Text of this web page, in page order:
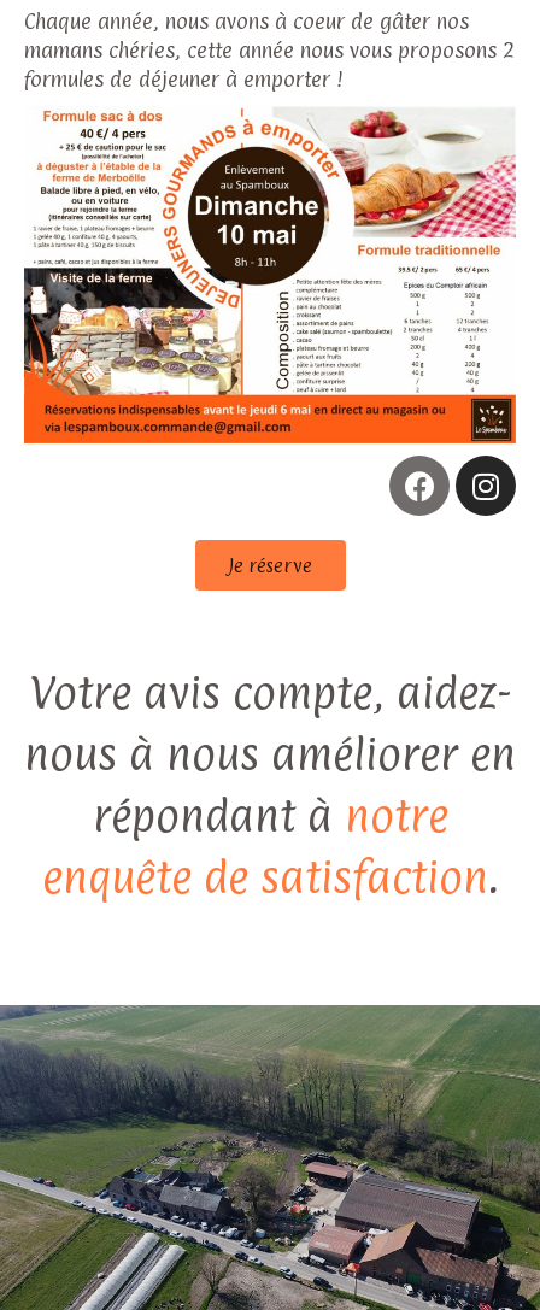
Chaque année, nous avons à coeur de gâter nos
mamans chéries, cette année nous vous proposons 2
formules de déjeuner à emporter !
Je réserve
Votre avis compte, aidez-
nous à nous améliorer en
répondant à notre
enquête de satisfaction.